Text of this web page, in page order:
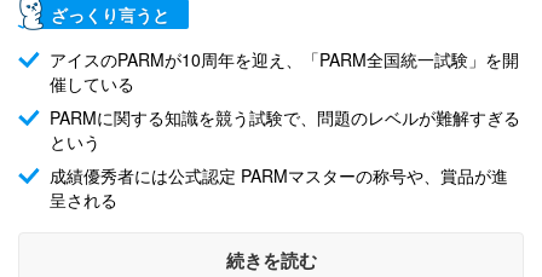
ざっくり言うと
アイスのPARMが10周年を迎え、「PARM全国統一試験」を開
催している
PARMに関する知識を競う試験で、問題のレベルが難解すぎる
という
成績優秀者には公式認定 PARMマスターの称号や、賞品が進
呈される
続きを読む